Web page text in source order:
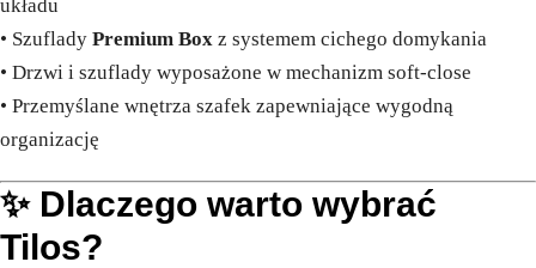
układu
• Szuflady Premium Box z systemem cichego domykania
• Drzwi i szuflady wyposażone w mechanizm soft-close
• Przemyślane wnętrza szafek zapewniające wygodną
organizację
✨ Dlaczego warto wybrać
Tilos?